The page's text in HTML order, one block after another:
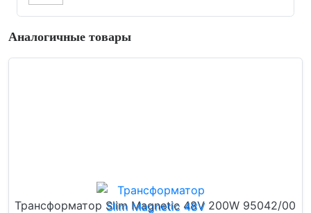
Аналогичные товары
Трансформатор Slim Magnetic 48V 200W 95042/00